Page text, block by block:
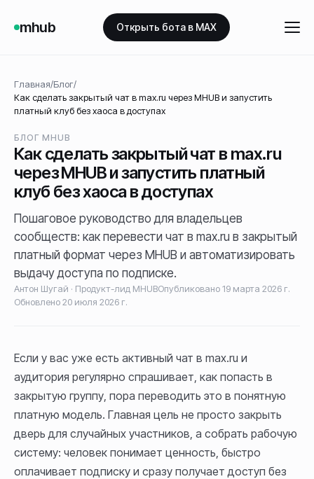
mhub Открыть бота в MAX
Главная/Блог/
Как сделать закрытый чат в max.ru через MHUB и запустить
платный клуб без хаоса в доступах
БЛОГ MHUB
Как сделать закрытый чат в max.ru
через MHUB и запустить платный
клуб без хаоса в доступах
Пошаговое руководство для владельцев
сообществ: как перевести чат в max.ru в закрытый
платный формат через MHUB и автоматизировать
выдачу доступа по подписке.
Антон Шугай · Продукт-лид MHUBОпубликовано19 марта 2026 г.
Обновлено20 июля 2026 г.
Если у вас уже есть активный чат в max.ru и
аудитория регулярно спрашивает, как попасть в
закрытую группу, пора переводить это в понятную
платную модель. Главная цель не просто закрыть
дверь для случайных участников, а собрать рабочую
систему: человек понимает ценность, быстро
оплачивает подписку и сразу получает доступ без